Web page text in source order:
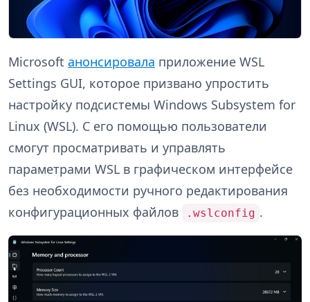
Microsoft анонсировала приложение WSL
Settings GUI, которое призвано упростить
настройку подсистемы Windows Subsystem for
Linux (WSL). С его помощью пользователи
смогут просматривать и управлять
параметрами WSL в графическом интерфейсе
без необходимости ручного редактирования
конфигурационных файлов
.wslconfig .